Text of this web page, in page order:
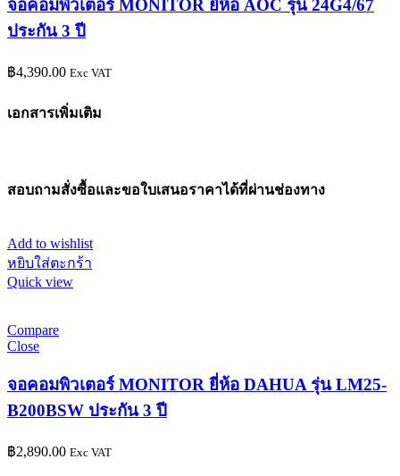
จอคอมพิวเตอร์ MONITOR ยี่ห้อ AOC รุ่น 24G4/67
ประกัน 3 ปี
฿4,390.00 Exc VAT
เอกสารเพิ่มเติม
สอบถามสั่งซื้อและขอใบเสนอราคาได้ที่ผ่านช่องทาง
Add to wishlist
หยิบใส่ตะกร้า
Quick view
Compare
Close
จอคอมพิวเตอร์ MONITOR ยี่ห้อ DAHUA รุ่น LM25-
B200BSW ประกัน 3 ปี
฿2,890.00 Exc VAT